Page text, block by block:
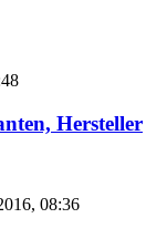
Hersteller
08:36